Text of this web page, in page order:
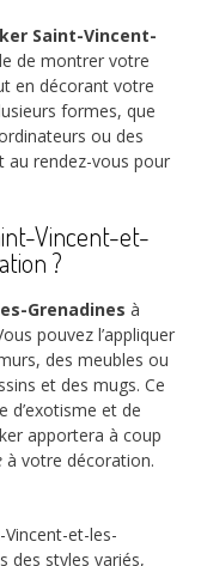
Saint-Vincent-
de montrer votre
en décorant votre
formes, que
ou des
au rendez-vous pour
Vincent-et-
?
Grenadines à
pouvez l’appliquer
des meubles ou
et des mugs. Ce
d’exotisme et de
apportera à coup
à votre décoration.
et-les-
des styles variés,